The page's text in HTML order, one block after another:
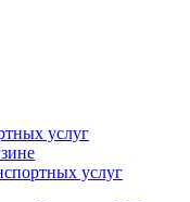
услуг
услуг